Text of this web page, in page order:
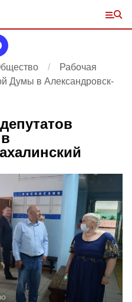
Рабочая
Думы в Александровск-